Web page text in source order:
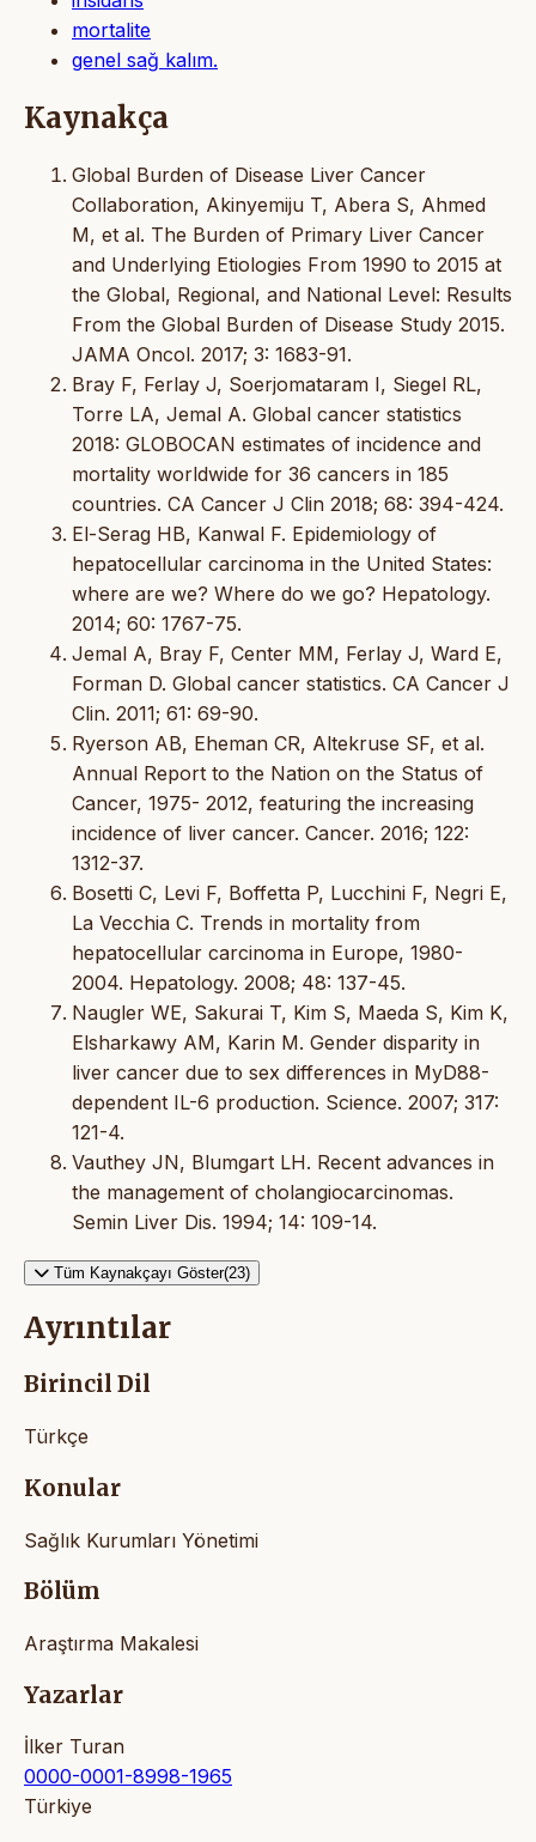
mortalite
genel sağ kalım.
Kaynakça
Global Burden of Disease Liver Cancer
Collaboration, Akinyemiju T, Abera S, Ahmed
M, et al. The Burden of Primary Liver Cancer
and Underlying Etiologies From 1990 to 2015 at
the Global, Regional, and National Level: Results
From the Global Burden of Disease Study 2015.
JAMA Oncol. 2017; 3: 1683-91.
Bray F, Ferlay J, Soerjomataram I, Siegel RL,
Torre LA, Jemal A. Global cancer statistics
2018: GLOBOCAN estimates of incidence and
mortality worldwide for 36 cancers in 185
countries. CA Cancer J Clin 2018; 68: 394-424.
El-Serag HB, Kanwal F. Epidemiology of
hepatocellular carcinoma in the United States:
where are we? Where do we go? Hepatology.
2014; 60: 1767-75.
Jemal A, Bray F, Center MM, Ferlay J, Ward E,
Forman D. Global cancer statistics. CA Cancer J
Clin. 2011; 61: 69-90.
Ryerson AB, Eheman CR, Altekruse SF, et al.
Annual Report to the Nation on the Status of
Cancer, 1975- 2012, featuring the increasing
incidence of liver cancer. Cancer. 2016; 122:
1312-37.
Bosetti C, Levi F, Boffetta P, Lucchini F, Negri E,
La Vecchia C. Trends in mortality from
hepatocellular carcinoma in Europe, 1980-
2004. Hepatology. 2008; 48: 137-45.
Naugler WE, Sakurai T, Kim S, Maeda S, Kim K,
Elsharkawy AM, Karin M. Gender disparity in
liver cancer due to sex differences in MyD88-
dependent IL-6 production. Science. 2007; 317:
121-4.
Vauthey JN, Blumgart LH. Recent advances in
the management of cholangiocarcinomas.
Semin Liver Dis. 1994; 14: 109-14.
Tüm Kaynakçayı Göster(23)
Ayrıntılar
Birincil Dil
Türkçe
Konular
Sağlık Kurumları Yönetimi
Bölüm
Araştırma Makalesi
Yazarlar
İlker Turan
0000-0001-8998-1965
Türkiye